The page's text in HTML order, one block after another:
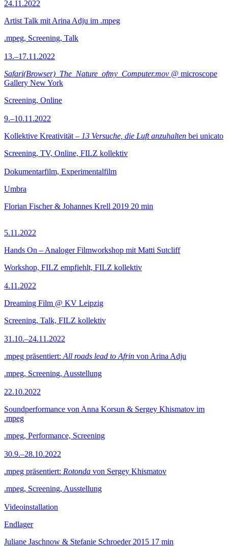
24.11.2022
Artist Talk mit Arina Adju im .mpeg
.mpeg, Screening, Talk
13.–17.11.2022
Safari(Browser)_The_Nature_ofmy_Computer.mov @ microscope
Gallery New York
Screening, Online
9.–10.11.2022
Kollektive Kreativität – 13 Versuche, die Luft anzuhalten bei unicato
Screening, TV, Online, FILZ kollektiv
Dokumentarfilm, Experimentalfilm
Umbra
Florian Fischer & Johannes Krell 2019 20 min
5.11.2022
Hands On – Analoger Filmworkshop mit Matti Sutcliff
Workshop, FILZ empfiehlt, FILZ kollektiv
4.11.2022
Dreaming Film @ KV Leipzig
Screening, Talk, FILZ kollektiv
31.10.–24.11.2022
.mpeg präsentiert: All roads lead to Afrin von Arina Adju
.mpeg, Screening, Ausstellung
22.10.2022
Soundperformance von Anna Korsun & Sergey Khismatov im
.mpeg
.mpeg, Performance, Screening
30.9.–28.10.2022
.mpeg präsentiert: Rotonda von Sergey Khismatov
.mpeg, Screening, Ausstellung
Videoinstallation
Endlager
Juliane Jaschnow & Stefanie Schroeder 2015 17 min